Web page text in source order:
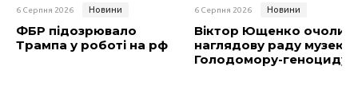
6 Серпня 2026 Новини
ФБР підозрювало
Трампа у роботі на рф
6 Серпня 2026 Новини
Віктор Ющенко очолив
наглядову раду музею
Голодомору-геноциду